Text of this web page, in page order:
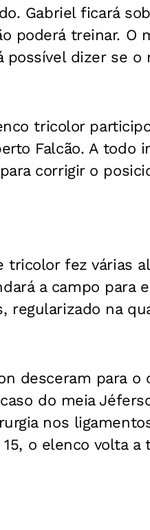
Gabriel ficará
poderá treinar. O
dizer se o
tricolor
Falcão. A todo
corrigir o
tricolor fez várias
a campo para
regularizado na
desceram para o
do meia
nos
o elenco volta a